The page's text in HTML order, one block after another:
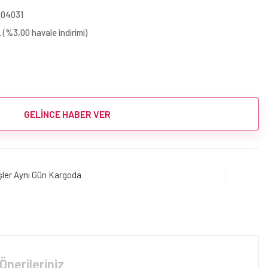
(%3,00 havale indirimi)
GELİNCE HABER VER
Aynı Gün Kargoda
Önerileriniz